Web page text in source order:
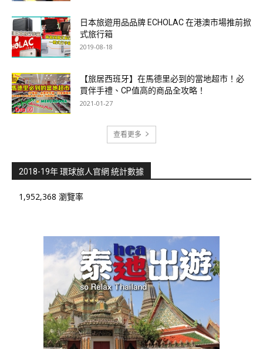
日本旅遊用品品牌 ECHOLAC 在港澳市場推前掀
式旅行箱
2019-08-18
【旅居西班牙】在馬德里必到的當地超市！必
買伴手禮、CP值高的商品全攻略！
2021-01-27
查看更多
2018-19年 環球旅人官網 統計數據
1,952,368 瀏覽率